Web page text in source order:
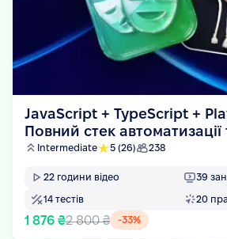
JavaScript + TypeScript +
Повний стек автоматизації
Intermediate 5 (26) 238
22 години відео 39
14 тестів 20
1 876 ₴2 800 ₴ -33%